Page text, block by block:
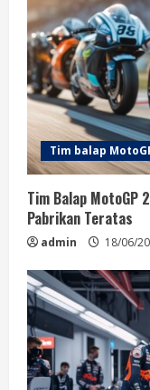
Tim balap
Tim Balap
Pabrikan Teratas
admin 18/06/